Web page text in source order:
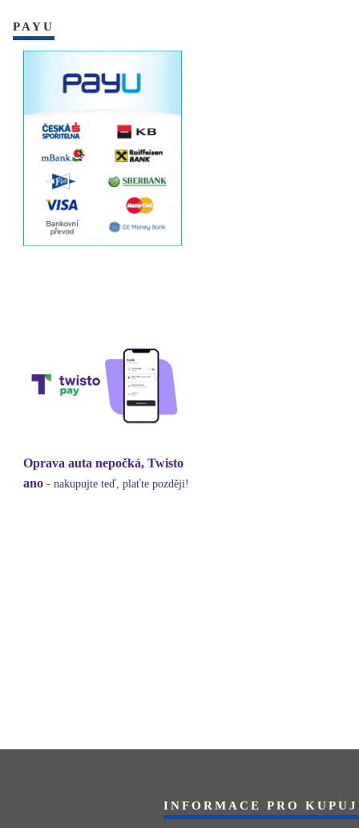
PAYU
Oprava auta nepočká, Twisto
ano - nakupujte teď, plaťte později!
INFORMACE PRO